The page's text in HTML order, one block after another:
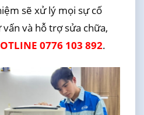
sẽ xử lý mọi sự cố
và hỗ trợ sửa chữa,
0776 103 892.